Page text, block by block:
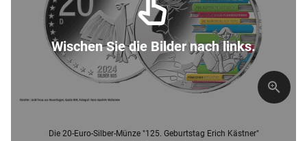
Die 20-Euro-Silber-Münze "125. Geburtstag Erich Kästner"
Wischen Sie die Bilder nach links.